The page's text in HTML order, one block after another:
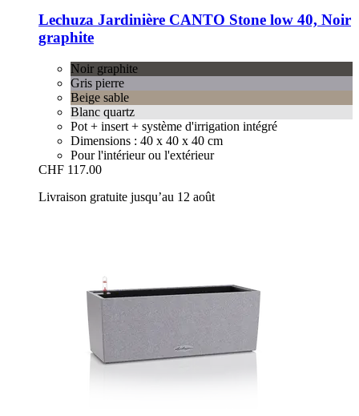
Lechuza Jardinière CANTO Stone low 40, Noir
graphite
Noir graphite
Gris pierre
Beige sable
Blanc quartz
Pot + insert + système d'irrigation intégré
Dimensions : 40 x 40 x 40 cm
Pour l'intérieur ou l'extérieur
CHF 117.00
Livraison gratuite jusqu’au 12 août